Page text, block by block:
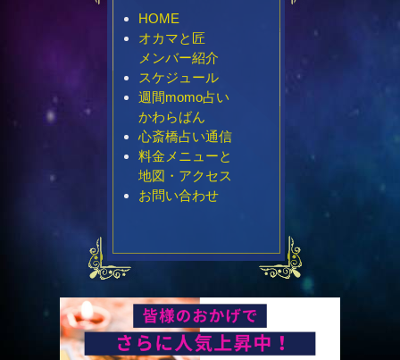
HOME
オカマと匠
メンバー紹介
スケジュール
週間momo占い
かわらばん
心斎橋占い通信
料金メニューと
地図・アクセス
お問い合わせ